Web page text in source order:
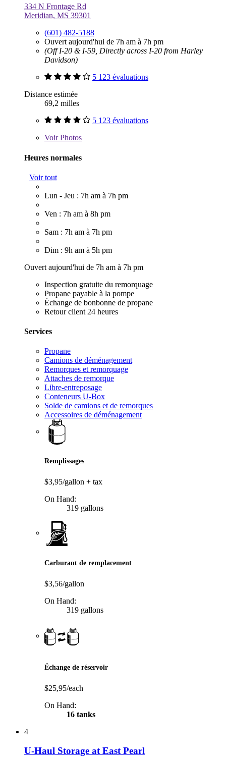
334 N Frontage Rd
Meridian, MS 39301
(601) 482-5188
Ouvert aujourd'hui de 7h am à 7h pm
(Off I-20 & I-59, Directly across I-20 from Harley
Davidson)
5 123 évaluations
Distance estimée
69,2 milles
5 123 évaluations
VoirPhotos
Heures normales
Voir tout
Lun - Jeu : 7h am à 7h pm
Ven : 7h am à 8h pm
Sam : 7h am à 7h pm
Dim : 9h am à 5h pm
Ouvert aujourd'hui de 7h am à 7h pm
Inspection gratuite du remorquage
Propane payable à la pompe
Échange de bonbonne de propane
Retour client 24 heures
Services
Propane
Camions de déménagement
Remorques et remorquage
Attaches de remorque
Libre-entreposage
Conteneurs U-Box
Solde de camions et de remorques
Accessoires de déménagement
Remplissages
$3,95/gallon + tax
On Hand:
319 gallons
Carburant de remplacement
$3,56/gallon
On Hand:
319 gallons
Échange de réservoir
$25,95/each
On Hand:
16 tanks
4
U-Haul Storage at East Pearl